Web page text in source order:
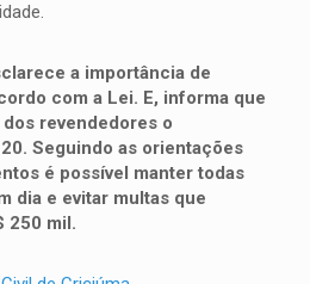
a importância de
com a Lei. E, informa que
revendedores o
20. Seguindo as orientações
é possível manter todas
dia e evitar multas que
250 mil.